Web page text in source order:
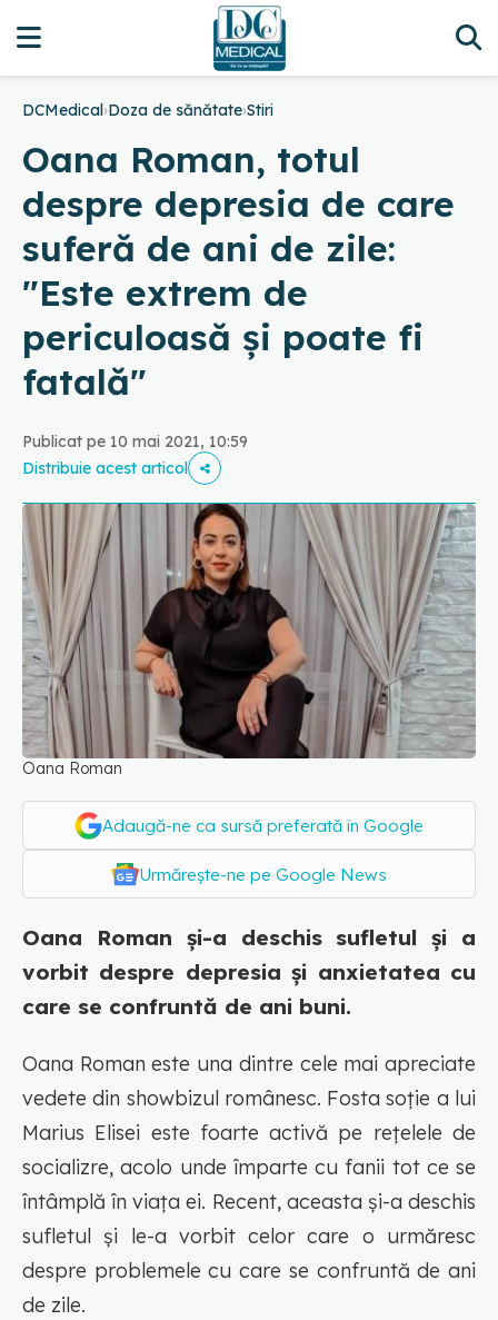
DCMedical›Doza de sănătate›Stiri
Oana Roman, totul
despre depresia de care
suferă de ani de zile:
"Este extrem de
periculoasă și poate fi
fatală"
Publicat pe 10 mai 2021, 10:59
Distribuie acest articol
Oana Roman
Adaugă-ne ca sursă preferată în Google
Urmărește-ne pe Google News
Oana Roman și-a deschis sufletul și a
vorbit despre depresia și anxietatea cu
care se confruntă de ani buni.
Oana Roman este una dintre cele mai apreciate
vedete din showbizul românesc. Fosta soție a lui
Marius Elisei este foarte activă pe rețelele de
socializre, acolo unde împarte cu fanii tot ce se
întâmplă în viața ei. Recent, aceasta și-a deschis
sufletul și le-a vorbit celor care o urmăresc
despre problemele cu care se confruntă de ani
de zile.